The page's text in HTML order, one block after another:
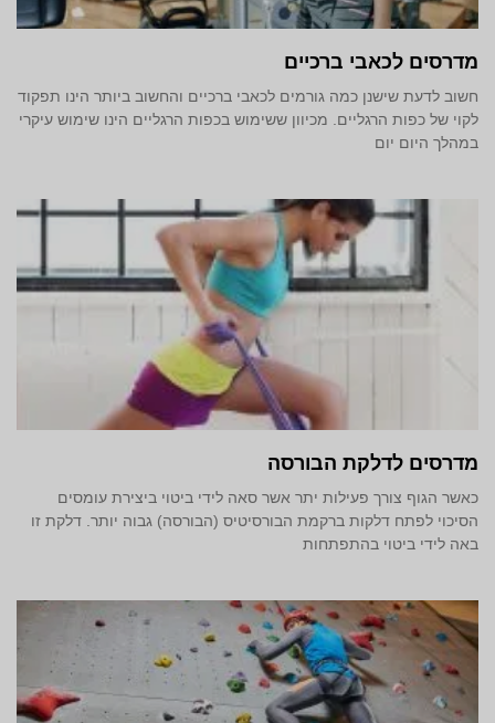
מדרסים לכאבי ברכיים
חשוב לדעת שישנן כמה גורמים לכאבי ברכיים והחשוב ביותר הינו תפקוד
לקוי של כפות הרגליים. מכיוון ששימוש בכפות הרגליים הינו שימוש עיקרי
במהלך היום יום
מדרסים לדלקת הבורסה
כאשר הגוף צורך פעילות יתר אשר סאה לידי ביטוי ביצירת עומסים
הסיכוי לפתח דלקות ברקמת הבורסיטיס (הבורסה) גבוה יותר. דלקת זו
באה לידי ביטוי בהתפתחות